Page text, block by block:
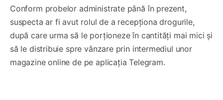
Conform probelor administrate până în prezent,
suspecta ar fi avut rolul de a recepționa drogurile,
după care urma să le porționeze în cantități mai mici și
să le distribuie spre vânzare prin intermediul unor
magazine online de pe aplicația Telegram.